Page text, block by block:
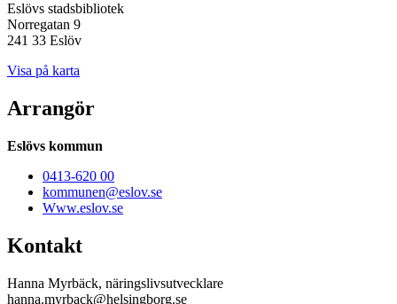
Eslövs stadsbibliotek
Norregatan 9
241 33 Eslöv
Visa på karta
Arrangör
Eslövs kommun
0413-620 00
kommunen@eslov.se
Www.eslov.se
Kontakt
Hanna Myrbäck, näringslivsutvecklare
hanna.myrback@helsingborg.se